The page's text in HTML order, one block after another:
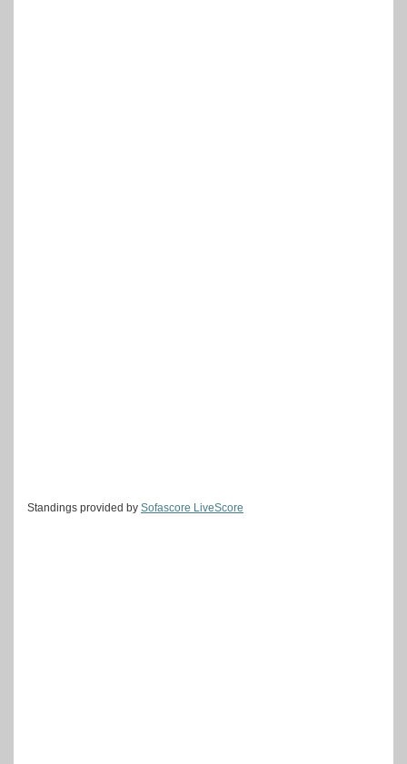
Standings provided by Sofascore LiveScore